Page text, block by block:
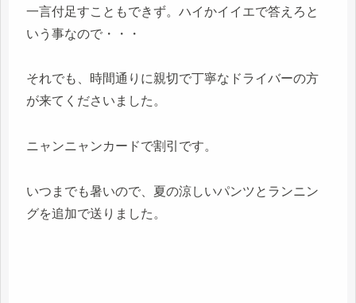
一言付足すこともできず。ハイかイイエで答えろと
いう事なので・・・
それでも、時間通りに親切で丁寧なドライバーの方
が来てくださいました。
ニャンニャンカードで割引です。
いつまでも暑いので、夏の涼しいパンツとランニン
グを追加で送りました。